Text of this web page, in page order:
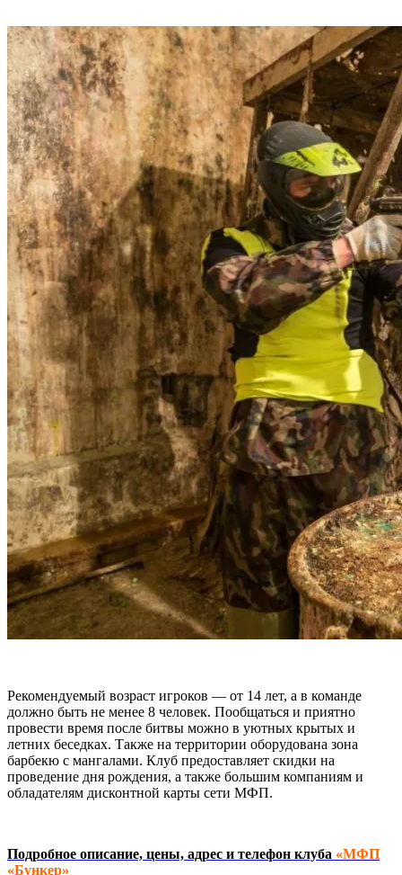
Рекомендуемый возраст игроков — от 14 лет, а в команде
должно быть не менее 8 человек. Пообщаться и приятно
провести время после битвы можно в уютных крытых и
летних беседках. Также на территории оборудована зона
барбекю с мангалами. Клуб предоставляет скидки на
проведение дня рождения, а также большим компаниям и
обладателям дисконтной карты сети МФП.
Подробное описание, цены, адрес и телефон клуба «МФП
«Бункер»